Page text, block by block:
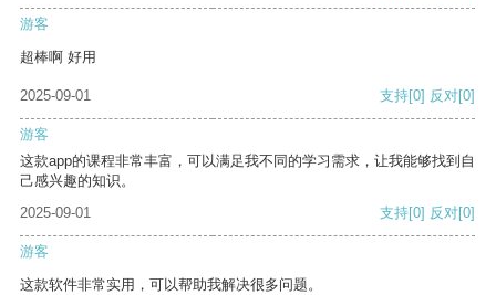
游客
超棒啊 好用
2025-09-01 支持[0] 反对[0]
游客
这款app的课程非常丰富，可以满足我不同的学习需求，让我能够找到自
己感兴趣的知识。
2025-09-01
支持[0] 反对[0]
游客
这款软件非常实用，可以帮助我解决很多问题。